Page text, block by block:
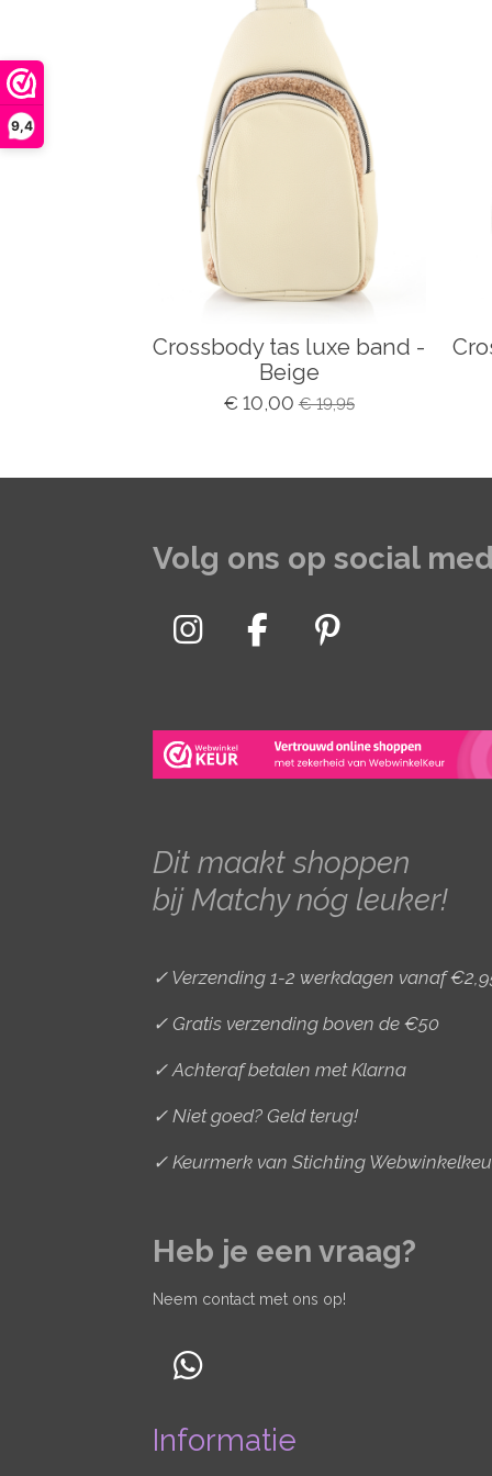
9,4
Crossbody tas luxe band -
Beige
€ 10,00 € 19,95
Volg ons op social
I
t
a
r
a
m
F
b
o
k
P
t
e
s
t
Dit maakt shoppen
bij Matchy nóg leuker!
✓ Verzending 1-2 werkdagen vanaf
✓ Gratis verzending boven de €50
✓ Achteraf betalen met Klarna
✓ Niet goed? Geld terug!
✓ Keurmerk van Stichting
Heb je een vraag?
Neem contact met ons op!
W
a
Informatie